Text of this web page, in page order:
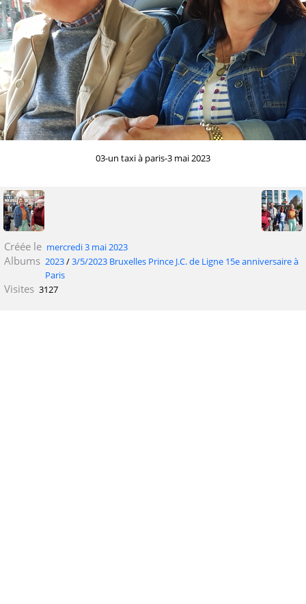
03-un taxi à paris-3 mai 2023
Créée le mercredi 3 mai 2023
Albums 2023/3/5/2023 Bruxelles Prince J.C. de Ligne 15e anniversaire à
Paris
Visites 3127